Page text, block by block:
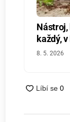
Nástroj,
každý,
8. 5. 2026